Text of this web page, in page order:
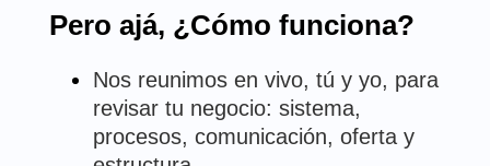
Pero ajá, ¿Cómo funciona?
Nos reunimos en vivo, tú y yo, para
revisar tu negocio: sistema,
procesos, comunicación, oferta y